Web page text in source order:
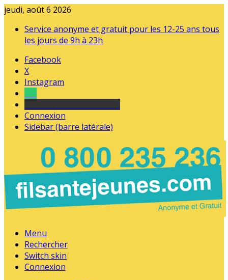
jeudi, août 6 2026
Service anonyme et gratuit pour les 12-25 ans tous
les jours de 9h à 23h
Facebook
X
Instagram
Connexion
Sidebar (barre latérale)
Menu
Rechercher
Switch skin
Connexion